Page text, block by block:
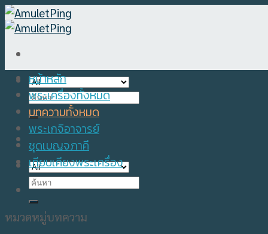
Skip
to
Search
for:
Search
หน้าหลัก
พระเครื่องทั้งหมด
บทความทั้งหมด
พระเกจิอาจารย์
ชุดเบญจภาคี
เทียบเคียงพระเครื่อง
หมวดหมู่บทความ